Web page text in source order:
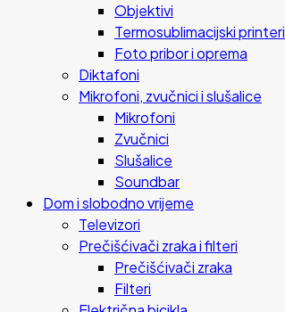
Objektivi
Termosublimacijski printeri
Foto pribor i oprema
Diktafoni
Mikrofoni, zvučnici i slušalice
Mikrofoni
Zvučnici
Slušalice
Soundbar
Dom i slobodno vrijeme
Televizori
Prečišćivači zraka i filteri
Prečišćivači zraka
Filteri